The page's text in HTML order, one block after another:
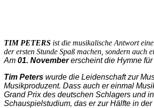
TIM PETERS ist die musikalische Antwort
der ersten Stunde Spaß machen, sondern auch
Am 01. Novembererscheint die Hymne
Tim Peters wurde die Leidenschaft zur
Musikproduzent. Dass auch er einmal
Grand Prix des deutschen Schlagers und
Schauspielstudium, das er zur Hälfte in